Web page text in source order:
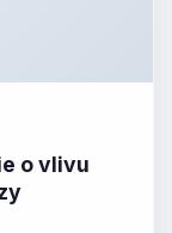
o vlivu